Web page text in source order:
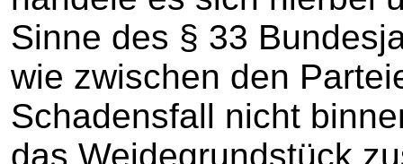
Sinne des § 33
wie zwischen den
Schadensfall nicht
das Weidegrundstück